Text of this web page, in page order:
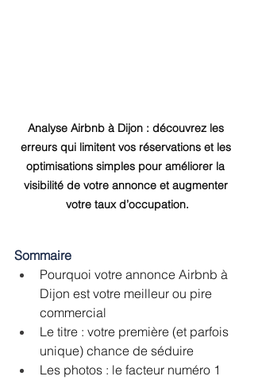
Analyse Airbnb à Dijon : découvrez les
erreurs qui limitent vos réservations et les
optimisations simples pour améliorer la
visibilité de votre annonce et augmenter
votre taux d’occupation.
Sommaire
﻿﻿Pourquoi votre annonce Airbnb à
Dijon est votre meilleur ou pire
commercial
﻿﻿Le titre : votre première (et parfois
unique) chance de séduire
﻿﻿Les photos : le facteur numéro 1